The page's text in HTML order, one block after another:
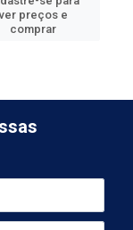
preços e
comprar